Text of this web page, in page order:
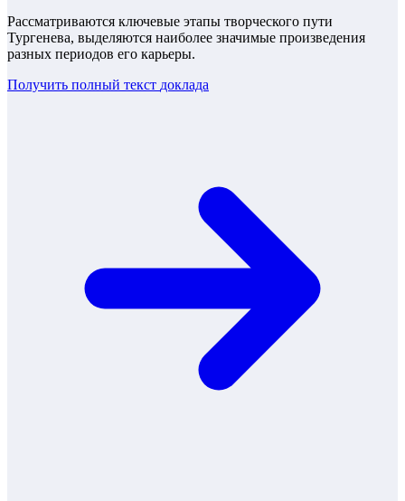
Рассматриваются ключевые этапы творческого пути
Тургенева, выделяются наиболее значимые произведения
разных периодов его карьеры.
Получить полный текст доклада